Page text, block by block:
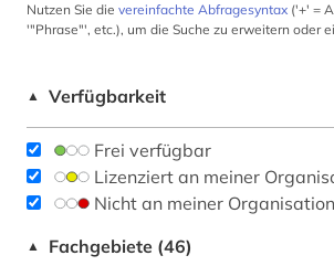
Nutzen Sie die vereinfachte Abfragesyntax ('+' =
'"Phrase"', etc.), um die Suche zu erweitern oder
▲ Verfügbarkeit
Frei verfügbar
Lizenziert an meiner
Nicht an meiner
▲ Fachgebiete (46)